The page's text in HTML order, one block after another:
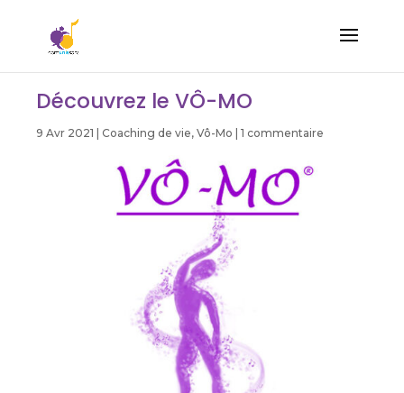
Découvrez le VÔ-MO
9 Avr 2021 Coaching de vie,Vô-Mo |1 commentaire